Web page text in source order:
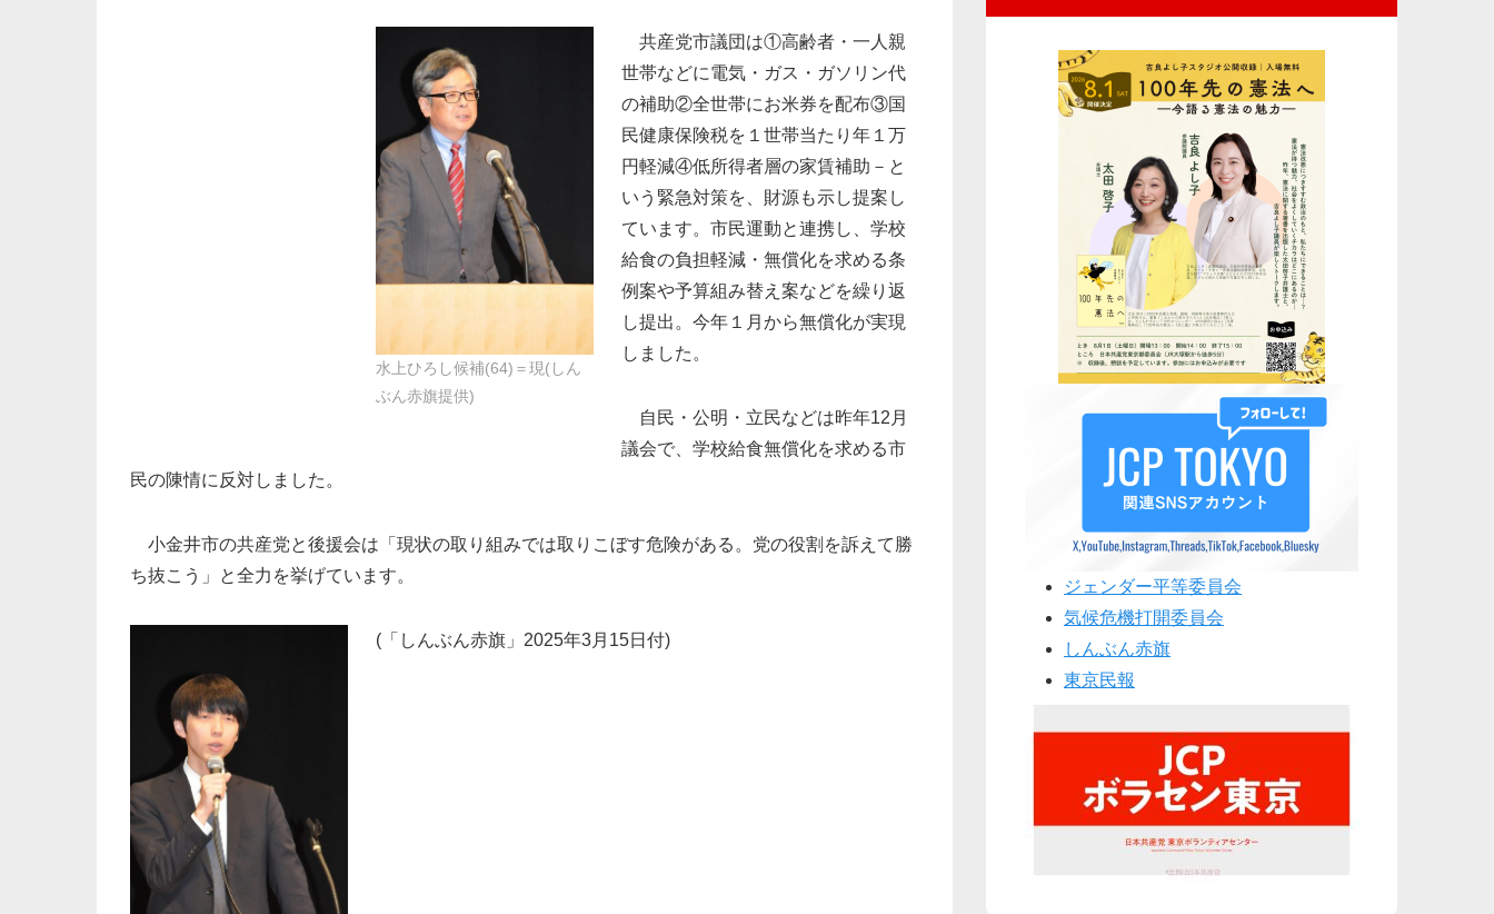
水上ひろし候補(64)＝現(しん
ぶん赤旗提供)
共産党市議団は①高齢者・一人親
世帯などに電気・ガス・ガソリン代
の補助②全世帯にお米券を配布③国
民健康保険税を１世帯当たり年１万
円軽減④低所得者層の家賃補助－と
いう緊急対策を、財源も示し提案し
ています。市民運動と連携し、学校
給食の負担軽減・無償化を求める条
例案や予算組み替え案などを繰り返
し提出。今年１月から無償化が実現
しました。
自民・公明・立民などは昨年12月
議会で、学校給食無償化を求める市
民の陳情に反対しました。
小金井市の共産党と後援会は「現状の取り組みでは取りこぼす危険がある。党の役割を訴えて勝
ち抜こう」と全力を挙げています。
(「しんぶん赤旗」2025年3月15日付)
ジェンダー平等委員会
気候危機打開委員会
しんぶん赤旗
東京民報